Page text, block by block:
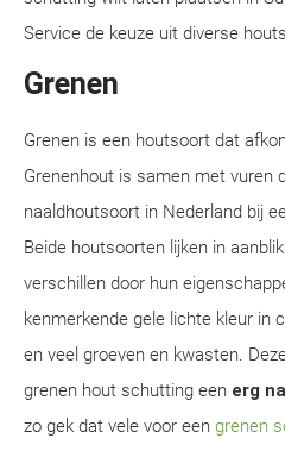
Service de keuze uit diverse
Grenen
Grenen is een houtsoort dat
Grenenhout is samen met vuren
naaldhoutsoort in Nederland bij
Beide houtsoorten lijken in
verschillen door hun
kenmerkende gele lichte kleur in
en veel groeven en kwasten.
grenen hout schutting een erg
zo gek dat vele voor een grenen